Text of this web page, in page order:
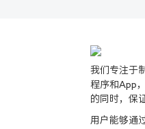
我们专注于
程序和App
的同时，保
用户能够通